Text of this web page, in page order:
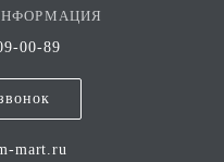
00-89
mart.ru